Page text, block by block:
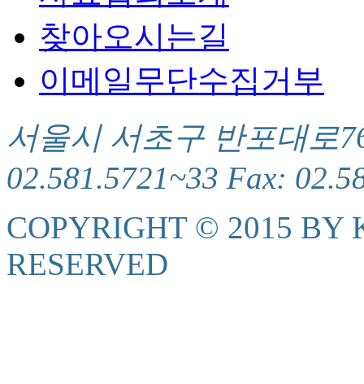
찾아오시는길
이메일무단수집거부
서울시 서초구 반포대로
02.581.5721~33 Fax:
COPYRIGHT © 2015 BY
RESERVED